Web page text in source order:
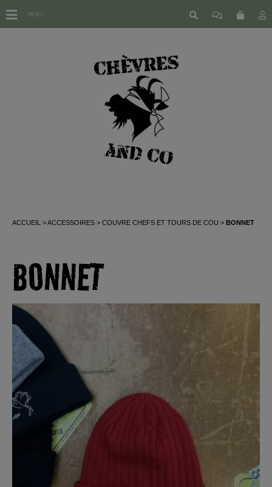
ACCUEIL ACCESSOIRES COUVRE CHEFS ET TOURS DE COU BONNET
BONNET
MENU